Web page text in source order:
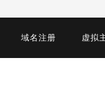
域名注册 虚拟